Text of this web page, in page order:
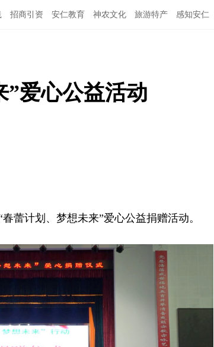
招商引资 安仁教育 神农文化 旅游特产 感知安仁
”爱心公益活动
蕾计划、梦想未来”爱心公益捐赠活动。